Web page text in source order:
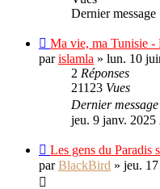
Dernier message
Ma vie, ma Tunisie -
parislamla » lun. 10
2 Réponses
21123 Vues
Dernier message
jeu. 9 janv. 2025
Les gens du Paradis
parBlackBird » jeu.